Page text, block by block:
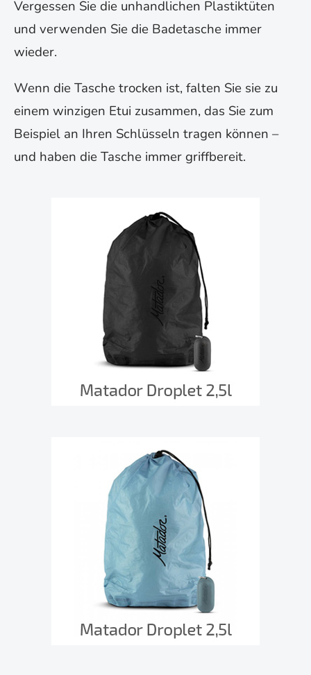
Vergessen Sie die unhandlichen Plastiktüten
und verwenden Sie die Badetasche immer
wieder.
Wenn die Tasche trocken ist, falten Sie sie zu
einem winzigen Etui zusammen, das Sie zum
Beispiel an Ihren Schlüsseln tragen können –
und haben die Tasche immer griffbereit.